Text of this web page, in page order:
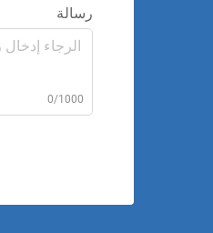
رسالة
0/1000